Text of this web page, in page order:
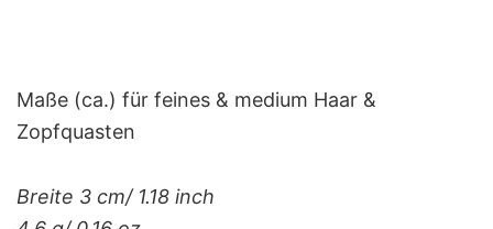
Maße (ca.) für feines & medium Haar &
Zopfquasten
Breite 3 cm/ 1.18 inch